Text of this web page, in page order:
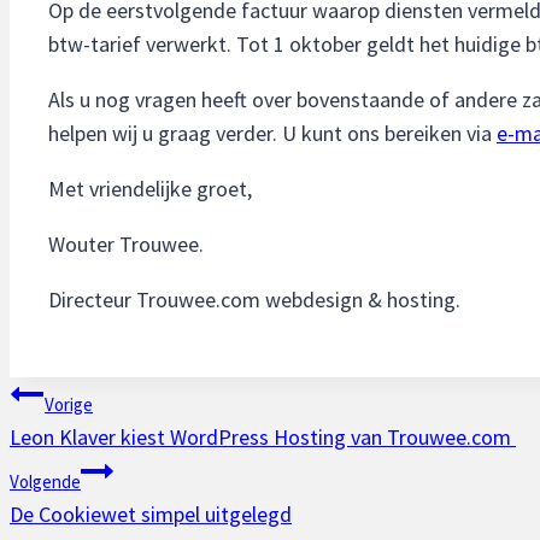
Op de eerstvolgende factuur waarop diensten
btw-tarief verwerkt. Tot 1 oktober geldt het huidige
Als u nog vragen heeft over bovenstaande of andere
helpen wij u graag verder. U kunt ons bereiken via e-
Met vriendelijke groet,
Wouter Trouwee.
Directeur Trouwee.com webdesign & hosting.
Bericht
navigatie
Vorige
Leon Klaver kiest WordPress Hosting van Trouwee.com
Volgende
De Cookiewet simpel uitgelegd